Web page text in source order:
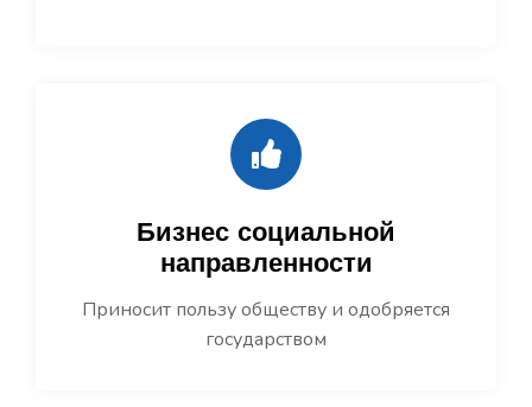
Бизнес социальной
направленности
Приносит пользу обществу и одобряется
государством